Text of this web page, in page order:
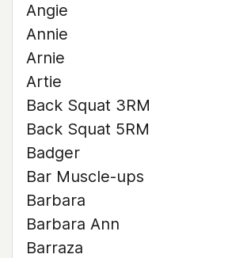
Angie
Annie
Arnie
Artie
Back Squat 3RM
Back Squat 5RM
Badger
Bar Muscle-ups
Barbara
Barbara Ann
Barraza